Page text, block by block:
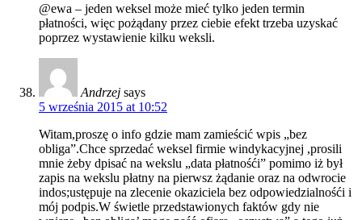
@ewa – jeden weksel może mieć tylko jeden termin
płatności, więc pożądany przez ciebie efekt trzeba uzyskać
poprzez wystawienie kilku weksli.
Andrzej says
5 września 2015 at 10:52
Witam,proszę o info gdzie mam zamieścić wpis „bez
obliga”.Chce sprzedać weksel firmie windykacyjnej ,prosili
mnie żeby dpisać na wekslu „data płatnośći” pomimo iż był
zapis na wekslu płatny na pierwsz żądanie oraz na odwrocie
indos;ustępuje na zlecenie okaziciela bez odpowiedzialnośći i
mój podpis.W świetle przedstawionych faktów gdy nie